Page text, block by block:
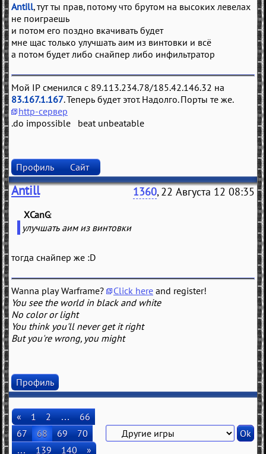
Antill, тут ты прав, потому что брутом на высоких левелах
не поиграешь
и потом его поздно вкачивать будет
мне щас только улучшать аим из винтовки и всё
а потом будет либо снайпер либо инфильтратор
Мой IP сменился с 89.113.234.78/185.42.146.32 на
83.167.1.167. Теперь будет этот. Надолго. Порты те же.
http-сервер
.do impossible beat unbeatable
Профиль Сайт
Antill 1360, 22 Августа 12 08:35
XCanG
улучшать аим из винтовки
тогда снайпер же :D
Wanna play Warframe? Click here and register!
You see the world in black and white
No color or light
You think you'll never get it right
But you're wrong, you might
Профиль
« 1 2 …
66
67
68 69
70
…
139 140 »